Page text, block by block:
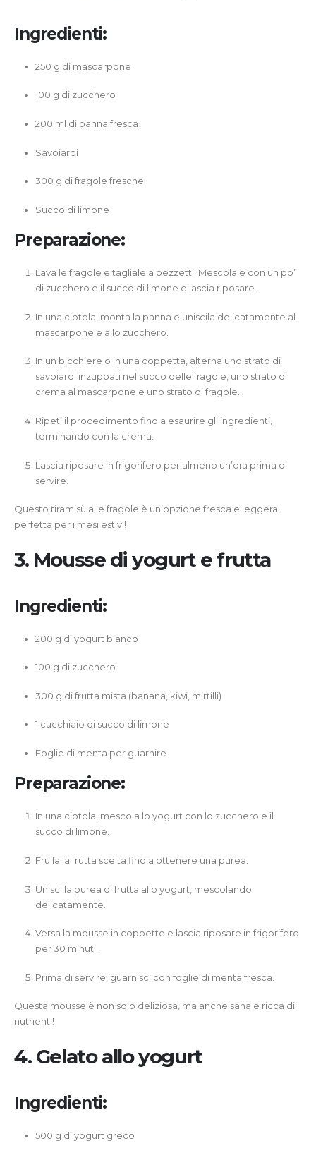
Ingredienti:
250 g di mascarpone
100 g di zucchero
200 ml di panna fresca
Savoiardi
300 g di fragole fresche
Succo di limone
Preparazione:
Lava le fragole e tagliale a pezzetti. Mescolale con un po’
di zucchero e il succo di limone e lascia riposare.
In una ciotola, monta la panna e uniscila delicatamente al
mascarpone e allo zucchero.
In un bicchiere o in una coppetta, alterna uno strato di
savoiardi inzuppati nel succo delle fragole, uno strato di
crema al mascarpone e uno strato di fragole.
Ripeti il procedimento fino a esaurire gli ingredienti,
terminando con la crema.
Lascia riposare in frigorifero per almeno un’ora prima di
servire.
Questo tiramisù alle fragole è un’opzione fresca e leggera,
perfetta per i mesi estivi!
3. Mousse di yogurt e frutta
Ingredienti:
200 g di yogurt bianco
100 g di zucchero
300 g di frutta mista (banana, kiwi, mirtilli)
1 cucchiaio di succo di limone
Foglie di menta per guarnire
Preparazione:
In una ciotola, mescola lo yogurt con lo zucchero e il
succo di limone.
Frulla la frutta scelta fino a ottenere una purea.
Unisci la purea di frutta allo yogurt, mescolando
delicatamente.
Versa la mousse in coppette e lascia riposare in frigorifero
per 30 minuti.
Prima di servire, guarnisci con foglie di menta fresca.
Questa mousse è non solo deliziosa, ma anche sana e ricca di
nutrienti!
4. Gelato allo yogurt
Ingredienti:
500 g di yogurt greco